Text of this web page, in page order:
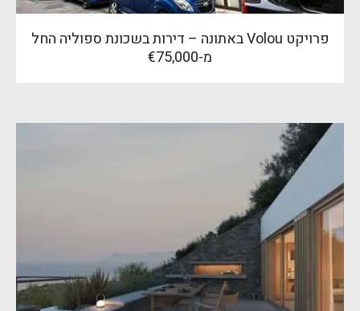
פרויקט Volou באתונה – דירות בשכונת ספוליה החל
מ-€75,000